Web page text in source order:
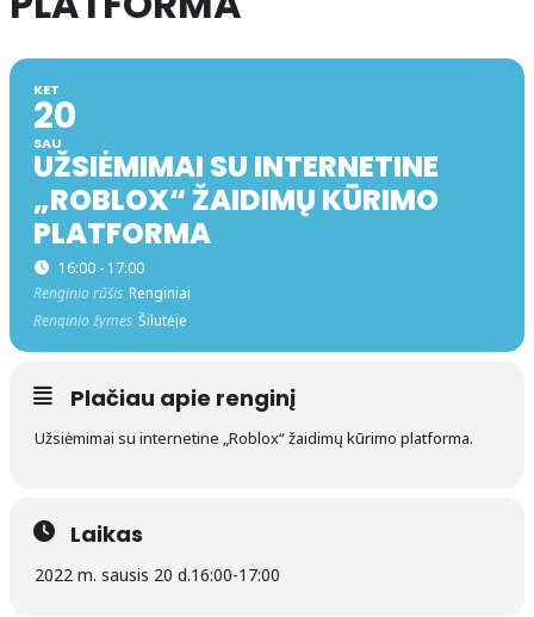
KET
20
SAU
UŽSIĖMIMAI SU INTERNETINE
„ROBLOX“ ŽAIDIMŲ KŪRIMO
PLATFORMA
16:00 - 17:00
Renginio rūšis Renginiai
Renginio žymės Šilutėje
Plačiau apie renginį
Užsiėmimai su internetine „Roblox“ žaidimų kūrimo platforma.
Laikas
2022 m. sausis 20 d.16:00-17:00